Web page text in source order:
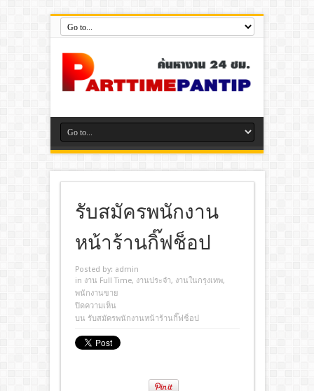
รับสมัครพนักงาน
หน้าร้านกิ๊ฟช็อป
Posted by: admin
in งาน Full Time, งานประจํา, งานในกรุงเทพ,
พนักงานขาย
ปิดความเห็น
บน รับสมัครพนักงานหน้าร้านกิ๊ฟช็อป